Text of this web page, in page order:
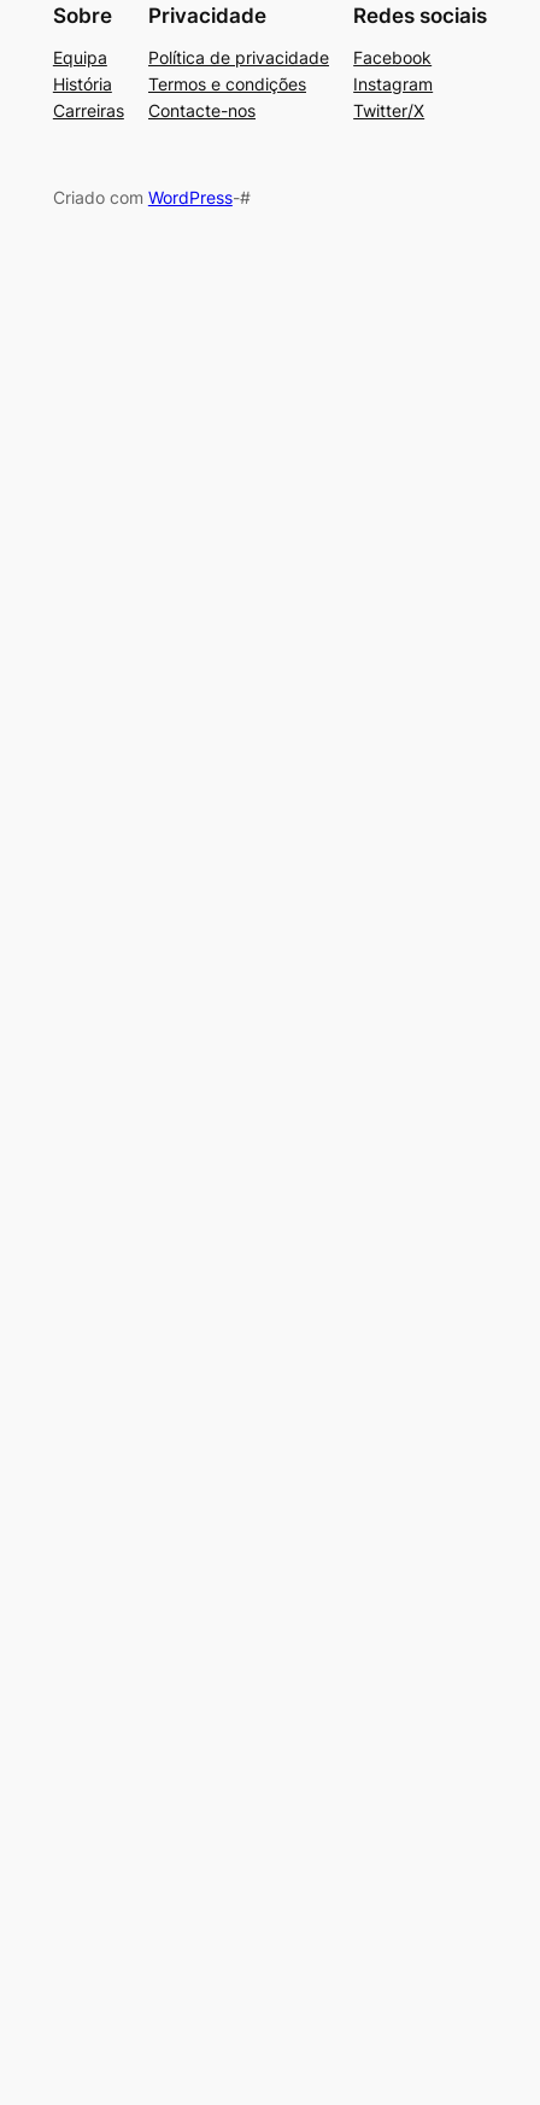
Sobre
Equipa
História
Carreiras
Privacidade
Política de privacidade
Termos e condições
Contacte-nos
Redes sociais
Facebook
Instagram
Twitter/X
Criado com WordPress-#